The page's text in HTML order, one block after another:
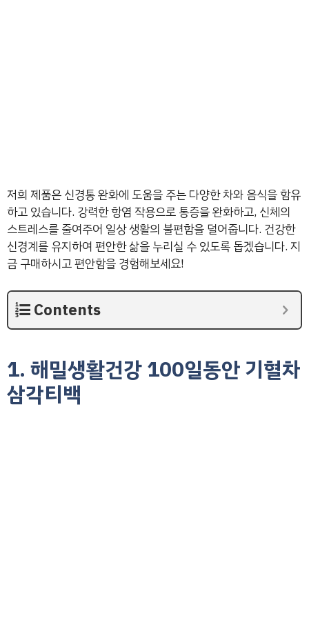
저희 제품은 신경통 완화에 도움을 주는 다양한 차와 음식을 함유
하고 있습니다. 강력한 항염 작용으로 통증을 완화하고, 신체의
스트레스를 줄여주어 일상 생활의 불편함을 덜어줍니다. 건강한
신경계를 유지하여 편안한 삶을 누리실 수 있도록 돕겠습니다. 지
금 구매하시고 편안함을 경험해보세요!
Contents
1. 해밀생활건강 100일동안 기혈차
삼각티백